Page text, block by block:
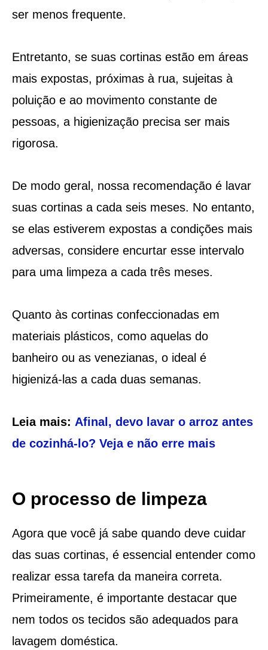
ser menos frequente.
Entretanto, se suas cortinas estão em áreas
mais expostas, próximas à rua, sujeitas à
poluição e ao movimento constante de
pessoas, a higienização precisa ser mais
rigorosa.
De modo geral, nossa recomendação é lavar
suas cortinas a cada seis meses. No entanto,
se elas estiverem expostas a condições mais
adversas, considere encurtar esse intervalo
para uma limpeza a cada três meses.
Quanto às cortinas confeccionadas em
materiais plásticos, como aquelas do
banheiro ou as venezianas, o ideal é
higienizá-las a cada duas semanas.
Leia mais: Afinal, devo lavar o arroz antes
de cozinhá-lo? Veja e não erre mais
O processo de limpeza
Agora que você já sabe quando deve cuidar
das suas cortinas, é essencial entender como
realizar essa tarefa da maneira correta.
Primeiramente, é importante destacar que
nem todos os tecidos são adequados para
lavagem doméstica.